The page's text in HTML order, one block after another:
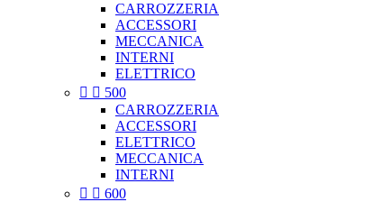
CARROZZERIA
ACCESSORI
MECCANICA
INTERNI
ELETTRICO
  500
CARROZZERIA
ACCESSORI
ELETTRICO
MECCANICA
INTERNI
  600